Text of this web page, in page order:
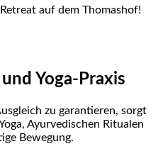
auf dem Thomashof!
Yoga-Praxis
zu garantieren, sorgt
Ayurvedischen Ritualen
Bewegung.